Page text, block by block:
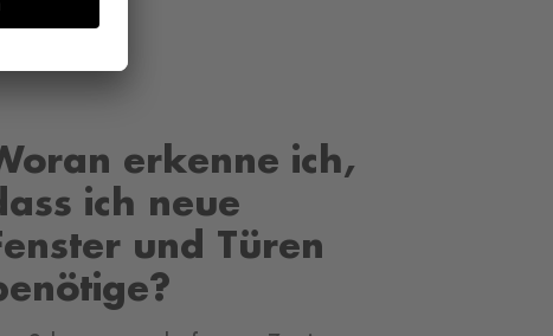
erkenne ich,
ich neue
und Türen